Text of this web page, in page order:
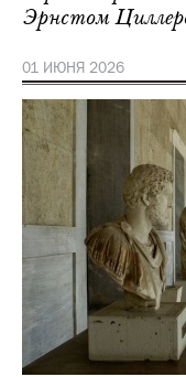
Эрнстом
01 ИЮНЯ 2026